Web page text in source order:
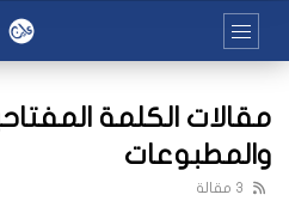
مقالات الكلمة
والمطبوعات
3 مقالة